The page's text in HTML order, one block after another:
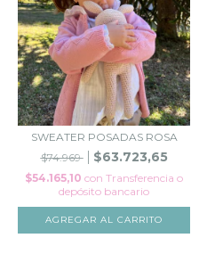
SWEATER POSADAS ROSA
$74.969
$63.723,65
$54.165,10 con Transferencia o
depósito bancario
AGREGAR AL CARRITO